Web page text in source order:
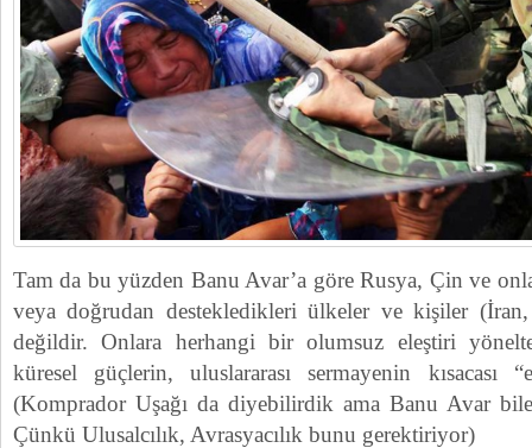
Tam da bu yüzden Banu Avar’a göre Rusya, Çin ve
veya doğrudan destekledikleri ülkeler ve kişiler
değildir. Onlara herhangi bir olumsuz eleştiri
küresel güçlerin, uluslararası sermayenin kısacası
(Komprador Uşağı da diyebilirdik ama Banu Avar
Çünkü Ulusalcılık, Avrasyacılık bunu gerektiriyor)